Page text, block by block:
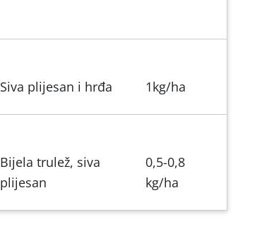
Siva plijesan i hrđa 1kg/ha
Bijela trulež, siva
plijesan
0,5-0,8
kg/ha